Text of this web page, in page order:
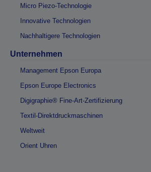
Micro Piezo-Technologie
Innovative Technologien
Nachhaltigere Technologien
Unternehmen
Management Epson Europa
Epson Europe Electronics
Digigraphie® Fine-Art-Zertifizierung
Textil-Direktdruckmaschinen
Weltweit
Orient Uhren